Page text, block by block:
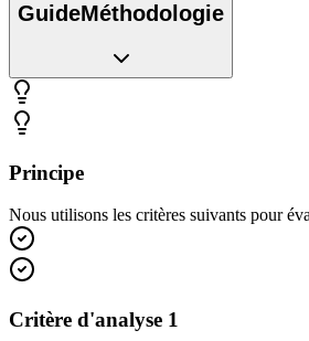
GuideMéthodologie
Principe
Nous utilisons les critères suivants pour
Critère d'analyse 1